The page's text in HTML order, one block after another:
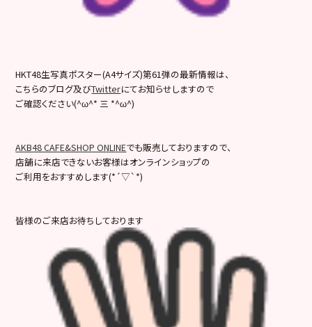
HKT48生写真ポスター(A4サイズ)第61弾の最新情報は、
こちらのブログ及びTwitterにてお知らせしますので
ご確認ください(^ω^* 三 *^ω^)
AKB48 CAFE&SHOP ONLINEでも販売しておりますので、
店舗に来店できないお客様はオンラインショップの
ご利用をおすすめします(*´▽`*)
皆様のご来店お待ちしております